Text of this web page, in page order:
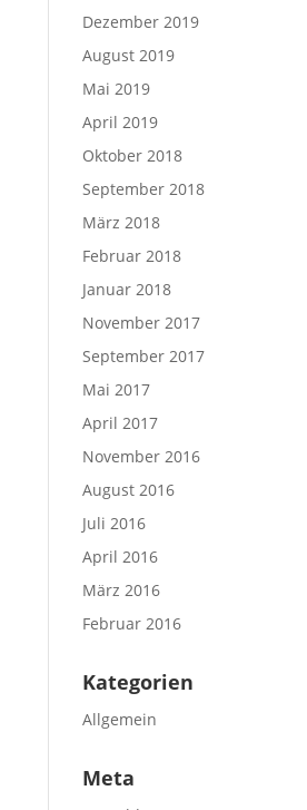
Dezember 2019
August 2019
Mai 2019
April 2019
Oktober 2018
September 2018
März 2018
Februar 2018
Januar 2018
November 2017
September 2017
Mai 2017
April 2017
November 2016
August 2016
Juli 2016
April 2016
März 2016
Februar 2016
Kategorien
Allgemein
Meta